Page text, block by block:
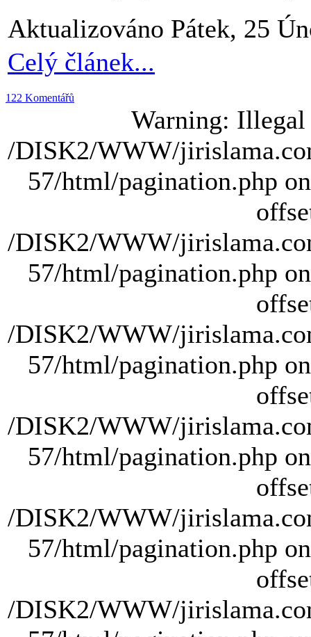
Aktualizováno Pátek, 25
Celý článek...
122 Komentářů
Warning:
/DISK2/WWW/
57/html/pagination.php
/DISK2/WWW/
57/html/pagination.php
/DISK2/WWW/
57/html/pagination.php
/DISK2/WWW/
57/html/pagination.php
/DISK2/WWW/
57/html/pagination.php
/DISK2/WWW/